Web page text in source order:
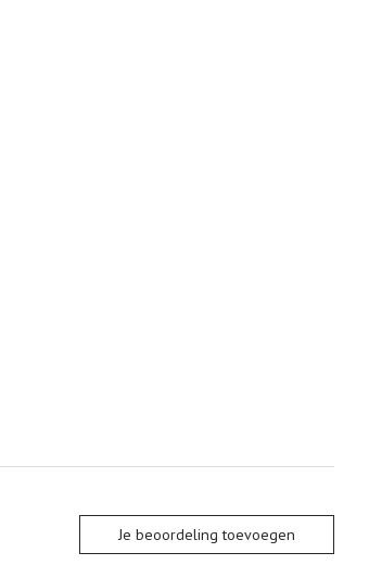
Je beoordeling toevoegen